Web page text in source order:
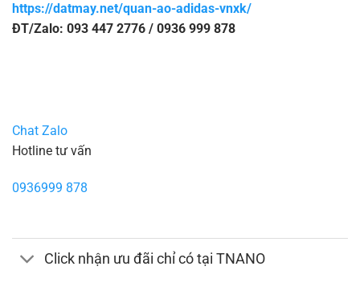
https://datmay.net/quan-ao-adidas-vnxk/
ĐT/Zalo: 093 447 2776 / 0936 999 878
Chat Zalo
Hotline tư vấn
0936999 878
Click nhận ưu đãi chỉ có tại TNANO